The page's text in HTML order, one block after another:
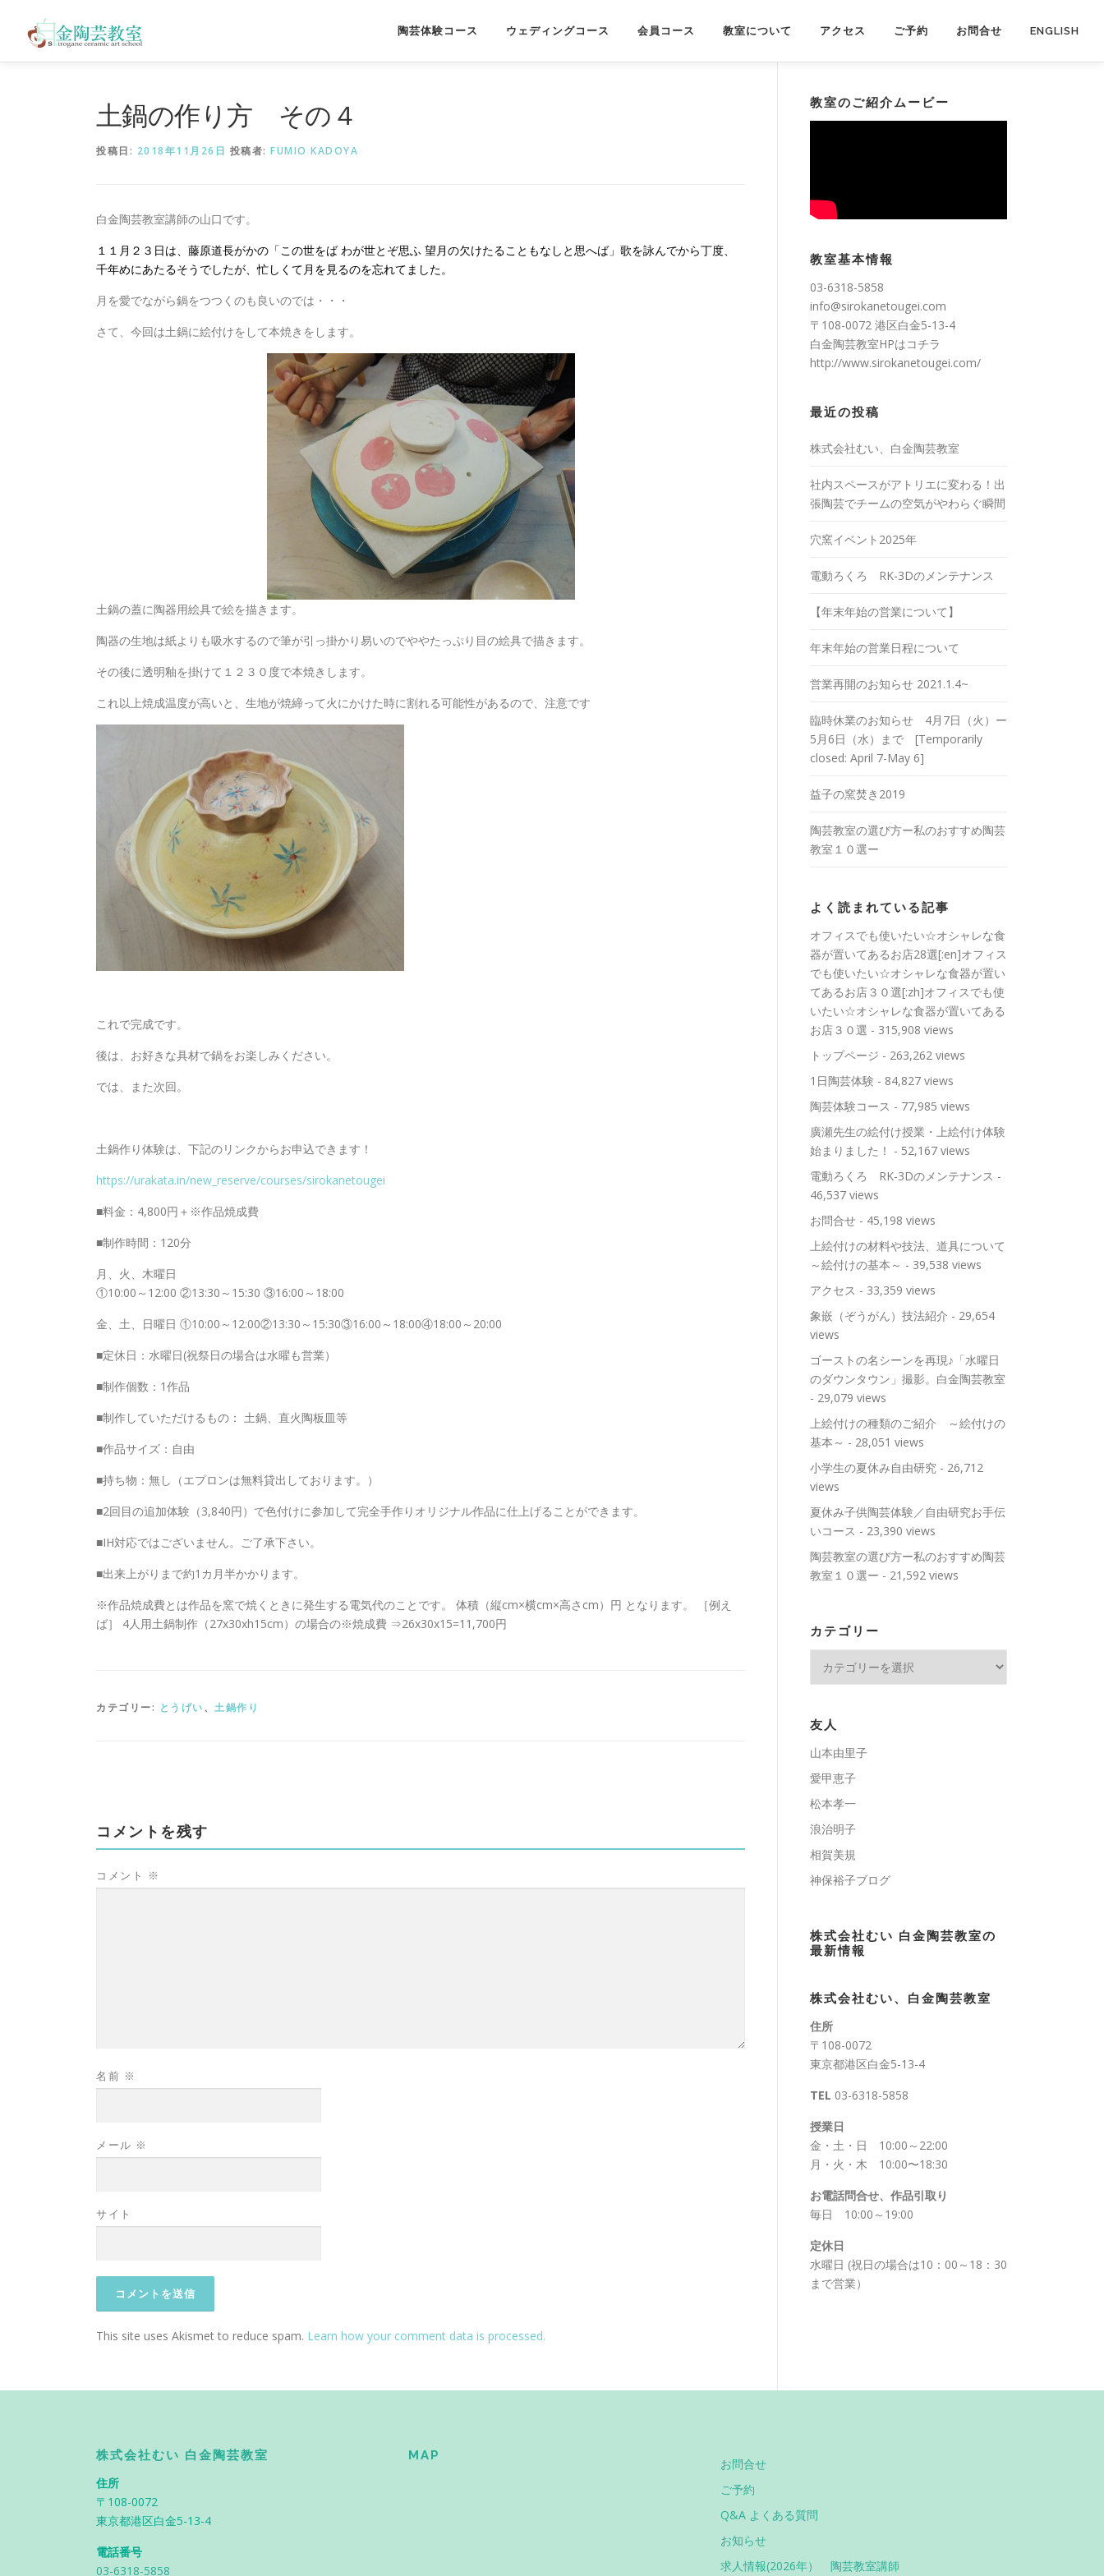
ン
陶芸体験コース ウェディングコース 会員コース 教室について アクセス ご予約 お問合せ ENGLISH
土鍋の作り方 その４
投稿日: 2018年11月26日 投稿者: FUMIO KADOYA
白金陶芸教室講師の山口です。
１１月２３日は、藤原道長がかの「この世をば わが世とぞ思ふ 望月の欠けたることもなしと思へば」歌を詠んでから丁度、
千年めにあたるそうでしたが、忙しくて月を見るのを忘れてました。
月を愛でながら鍋をつつくのも良いのでは・・・
さて、今回は土鍋に絵付けをして本焼きをします。
土鍋の蓋に陶器用絵具で絵を描きます。
陶器の生地は紙よりも吸水するので筆が引っ掛かり易いのでややたっぷり目の絵具で描きます。
その後に透明釉を掛けて１２３０度で本焼きします。
これ以上焼成温度が高いと、生地が焼締って火にかけた時に割れる可能性があるので、注意です
これで完成です。
後は、お好きな具材で鍋をお楽しみください。
では、また次回。
土鍋作り体験は、下記のリンクからお申込できます！
https://urakata.in/new_reserve/courses/sirokanetougei
■料金：4,800円＋※作品焼成費
■制作時間：120分
月、火、木曜日
①10:00～12:00 ②13:30～15:30 ③16:00～18:00
金、土、日曜日 ①10:00～12:00②13:30～15:30③16:00～18:00④18:00～20:00
■定休日：水曜日(祝祭日の場合は水曜も営業）
■制作個数：1作品
■制作していただけるもの： 土鍋、直火陶板皿等
■作品サイズ：自由
■持ち物：無し（エプロンは無料貸出しております。）
■2回目の追加体験（3,840円）で色付けに参加して完全手作りオリジナル作品に仕上げることができます。
■IH対応ではございません。ご了承下さい。
■出来上がりまで約1カ月半かかります。
※作品焼成費とは作品を窯で焼くときに発生する電気代のことです。 体積（縦cm×横cm×高さcm）円 となります。 ［例え
ば］ 4人用土鍋制作（27x30xh15cm）の場合の※焼成費 ⇒26x30x15=11,700円
カテゴリー: とうげい、 土鍋作り
コメントを残す
コメント ※
名前 ※
メール ※
サイト
This site uses Akismet to reduce spam. Learn how your comment data is processed.
教室のご紹介ムービー
教室基本情報
03-6318-5858
info@sirokanetougei.com
〒108-0072 港区白金5-13-4
白金陶芸教室HPはコチラ
http://www.sirokanetougei.com/
最近の投稿
株式会社むい、白金陶芸教室
社内スペースがアトリエに変わる！出
張陶芸でチームの空気がやわらぐ瞬間
穴窯イベント2025年
電動ろくろ RK-3Dのメンテナンス
【年末年始の営業について】
年末年始の営業日程について
営業再開のお知らせ 2021.1.4~
臨時休業のお知らせ 4月7日（火）ー
5月6日（水）まで [Temporarily
closed: April 7-May 6]
益子の窯焚き2019
陶芸教室の選び方ー私のおすすめ陶芸
教室１０選ー
よく読まれている記事
オフィスでも使いたい☆オシャレな食
器が置いてあるお店28選[:en]オフィス
でも使いたい☆オシャレな食器が置い
てあるお店３０選[:zh]オフィスでも使
いたい☆オシャレな食器が置いてある
お店３０選 - 315,908 views
トップページ - 263,262 views
1日陶芸体験 - 84,827 views
陶芸体験コース - 77,985 views
廣瀬先生の絵付け授業・上絵付け体験
始まりました！ - 52,167 views
電動ろくろ RK-3Dのメンテナンス -
46,537 views
お問合せ - 45,198 views
上絵付けの材料や技法、道具について
～絵付けの基本～ - 39,538 views
アクセス - 33,359 views
象嵌（ぞうがん）技法紹介 - 29,654
views
ゴーストの名シーンを再現♪「水曜日
のダウンタウン」撮影。白金陶芸教室
- 29,079 views
上絵付けの種類のご紹介 ～絵付けの
基本～ - 28,051 views
小学生の夏休み自由研究 - 26,712
views
夏休み子供陶芸体験／自由研究お手伝
いコース - 23,390 views
陶芸教室の選び方ー私のおすすめ陶芸
教室１０選ー - 21,592 views
カテゴリー
リ
ー
友人
山本由里子
愛甲恵子
松本孝一
浪治明子
相賀美規
神保裕子ブログ
株式会社むい 白金陶芸教室の
最新情報
株式会社むい、白金陶芸教室
住所
〒108-0072
東京都港区白金5-13-4
TEL 03-6318-5858
授業日
金・土・日 10:00～22:00
月・火・木 10:00〜18:30
お電話問合せ、作品引取り
毎日 10:00～19:00
定休日
水曜日 (祝日の場合は10：00～18：30
まで営業）
株式会社むい 白金陶芸教室
住所
〒108-0072
東京都港区白金5-13-4
電話番号
03-6318-5858
MAP
お問合せ
ご予約
Q&A よくある質問
お知らせ
求人情報(2026年） 陶芸教室講師